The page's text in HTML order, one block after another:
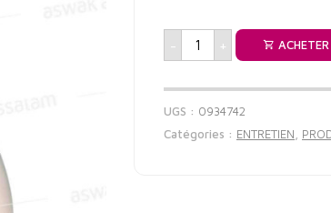
- + ACHETER
UGS : 0934742
Catégories : ENTRETIEN